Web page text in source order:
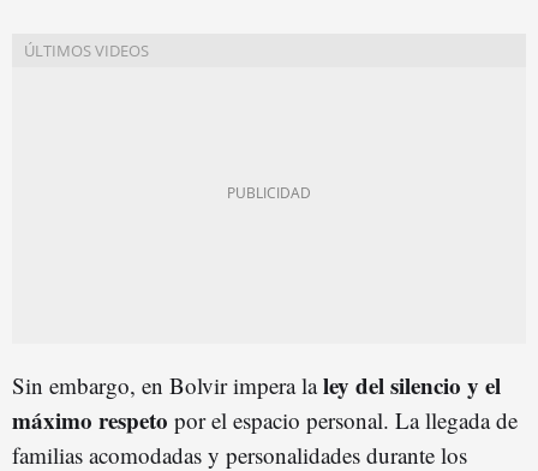
Sin embargo, en Bolvir impera laley del silencio y el
máximo respeto por el espacio personal. La llegada de
familias acomodadas y personalidades durante los